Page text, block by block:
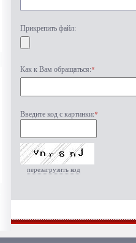
Прикрепить файл:
Как к Вам обращаться:*
Введите код с картинки:*
перезагрузить код